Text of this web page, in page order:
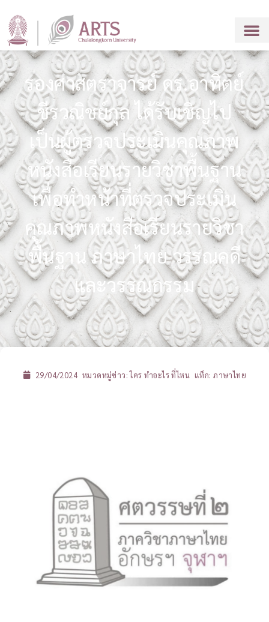
รองศาสตราจารย์ ดร.อาทิตย์
ชีรวณิชย์กุล ได้รับเชิญไป
เป็นผู้ตรวจประเมินคุณภาพ
หนังสือเรียนรายวิชาพื้นฐาน
เพื่อทำหน้าที่ตรวจประเมิน
คุณภาพหนังสือเรียนรายวิชา
พื้นฐาน ภาษาไทย วรรณคดี
และวรรณกรรม
29/04/2024 หมวดหมู่ข่าว:ใคร ทำอะไร ที่ไหน แท็ก: ภาษาไทย